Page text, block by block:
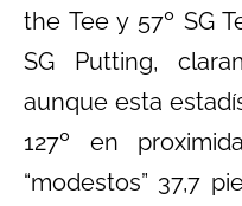
the Tee y 57º SG
SG Putting,
aunque esta
127º en
“modestos” 37,7